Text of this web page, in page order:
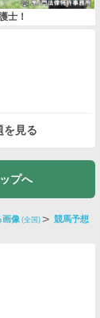
士！
を見る
プへ
画像 (全国) 競馬予想